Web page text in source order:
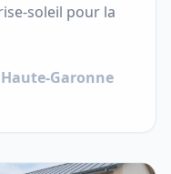
soleil pour la
Haute-Garonne